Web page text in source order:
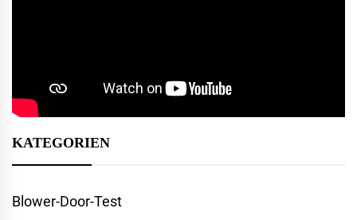
KATEGORIEN
Blower-Door-Test